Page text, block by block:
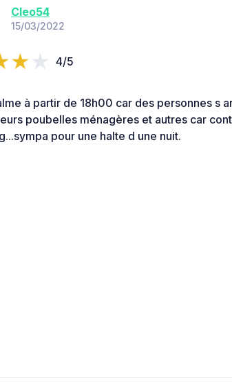
Cleo54
15/03/2022
4/5
à partir de 18h00 car des personnes s
poubelles ménagères et autres car
pour une halte d une nuit.